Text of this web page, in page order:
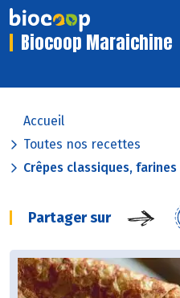
Biocoop Maraichine
Accueil
Toutes nos recettes
Crêpes classiques,
Partager sur